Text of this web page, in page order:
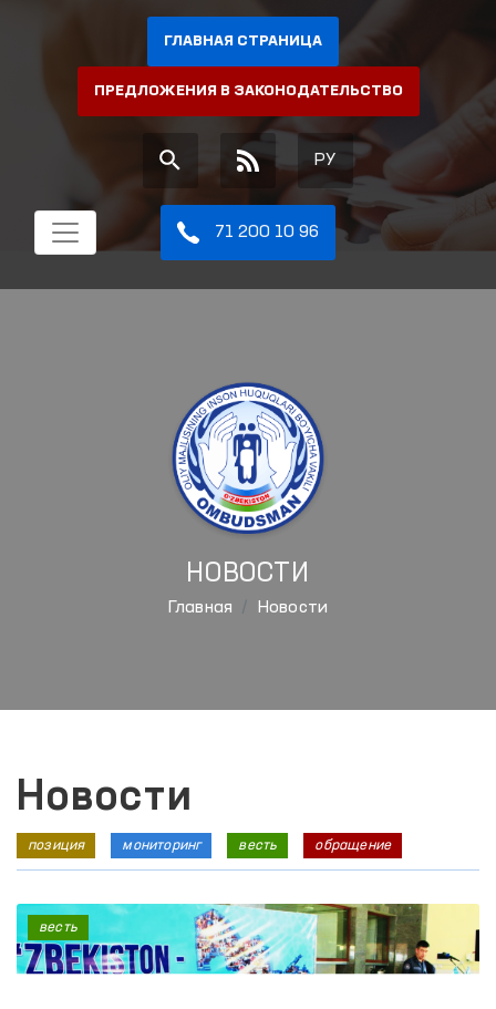
ГЛАВНАЯ СТРАНИЦА
ПРЕДЛОЖЕНИЯ В ЗАКОНОДАТЕЛЬСТВО
РУ
71 200 10 96
НОВОСТИ
Главная Новости
Новости
позиция мониторинг весть обращение
весть